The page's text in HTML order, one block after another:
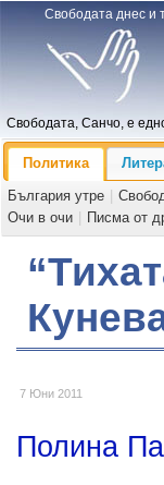
Свободата днес и
Свободата, Санчо, е
Политика
България утре
Очи в очи
Писма от
7 Юни 2011
Полина